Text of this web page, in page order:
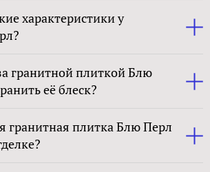
характеристики у
гранитной плиткой Блю
её блеск?
гранитная плитка Блю Перл